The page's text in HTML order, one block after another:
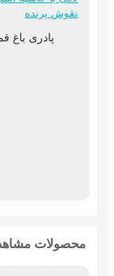
پادری باغ
محصولات